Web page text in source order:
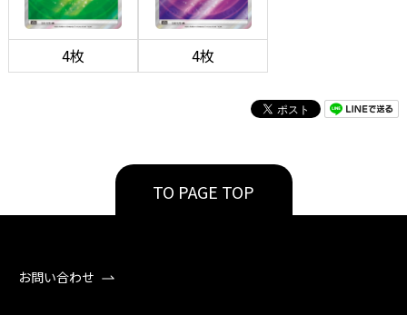
4枚 4枚
TO PAGE TOP
お問い合わせ